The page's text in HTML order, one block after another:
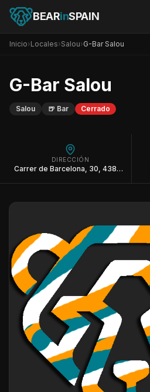
BEARinSPAIN
Inicio›Locales›Salou›G-Bar Salou
G-Bar Salou
Salou 🍺 Bar Cerrado
DIRECCIÓN
Carrer de Barcelona, 30, 43840 Salou, Tarragona